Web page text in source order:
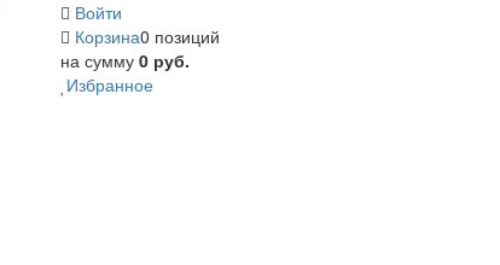
Войти
Корзина0 позиций
на сумму 0 руб.
Избранное